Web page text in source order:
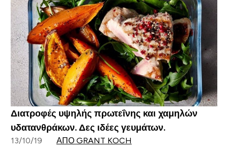
Διατροφές υψηλής πρωτεΐνης και χαμηλών
υδατανθράκων. Δες ιδέες γευμάτων.
13/10/19 ΑΠΌ GRANT KOCH